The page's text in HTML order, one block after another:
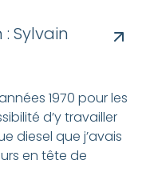
Sylvain
1970 pour les
d’y travailler
diesel que j’avais
en tête de